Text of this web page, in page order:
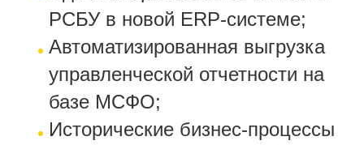
РСБУ в новой ERP-системе;
Автоматизированная выгрузка
управленческой отчетности на
базе МСФО;
Исторические бизнес-процессы